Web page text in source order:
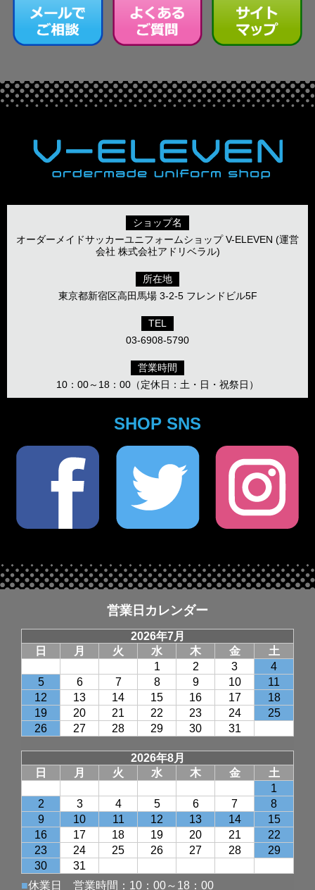
ショップ名
オーダーメイドサッカーユニフォームショップ V-ELEVEN (運営
会社 株式会社アドリベラル)
所在地
東京都新宿区高田馬場 3-2-5 フレンドビル5F
TEL
03-6908-5790
営業時間
10：00～18：00（定休日：土・日・祝祭日）
SHOP SNS
営業日カレンダー